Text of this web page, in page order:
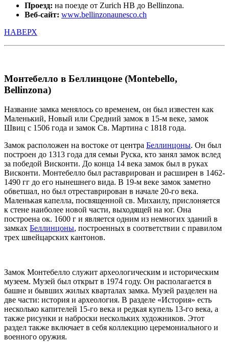
Проезд: на поезде от Zurich HB до Bellinzona.
Веб-сайт: www.bellinzonaunesco.ch
НАВЕРХ
Монтебелло в Беллинцоне (Montebello,
Bellinzona)
Название замка менялось со временем, он был известен как
Маленький, Новый или Средний замок в 15-м веке, замок
Швиц с 1506 года и замок Св. Мартина с 1818 года.
Замок расположен на востоке от центра Беллинцоны. Он был
построен до 1313 года для семьи Руска, кто занял замок вслед
за победой Висконти. До конца 14 века замок был в руках
Висконти. Монтебелло был раставрирован и расширен в 1462-
1490 гг до его нынешнего вида. В 19-м веке замок заметно
обветшал, но был отреставрирован в начале 20-го века.
Маленькая капелла, посвященной св. Михаилу, прислоняется
к стене наиболее новой части, выходящей на юг. Она
построена ок. 1600 г и является одним из немногих зданий в
замках Беллинцоны, построенных в соответствии с правилом
трех швейцарских кантонов.
Замок Монтебелло служит археологическим и историческим
музеем. Музей был открыт в 1974 году. Он располагается в
башне и бывших жилых кварталах замка. Музей разделен на
две части: история и археология. В разделе «История» есть
несколько капителей 15-го века и редкая купель 13-го века, а
также рисунки и наброски нескольких художников. Этот
раздел также включает в себя коллекцию церемониального и
военного оружия.